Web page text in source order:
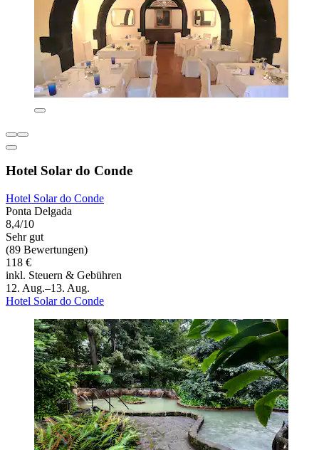
Hotel Solar do Conde
Hotel Solar do Conde
Ponta Delgada
8,4/10
Sehr gut
(89 Bewertungen)
118 €
inkl. Steuern & Gebühren
12. Aug.–13. Aug.
Hotel Solar do Conde